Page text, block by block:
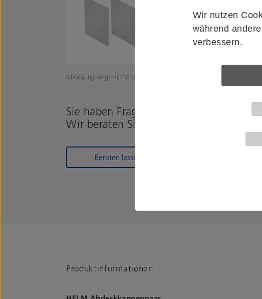
Wir nutzen
während
verbessern.
Abbildung zeigt HELM 006006
Sie haben Fragen zum Produkt?
Wir beraten Sie gerne!
Beraten lassen
Produktinformationen